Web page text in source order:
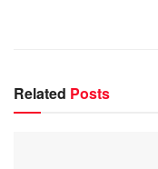
Related Posts